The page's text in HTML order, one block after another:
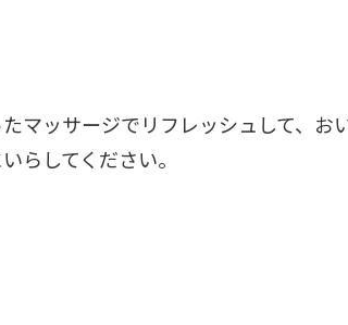
マッサージでリフレッシュして、お
らしてください。